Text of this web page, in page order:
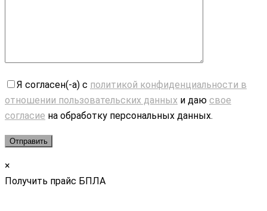
Я согласен(-а) с политикой конфиденциальности в
отношении пользовательских данных и даю свое
согласие на обработку персональных данных.
×
Получить прайс БПЛА